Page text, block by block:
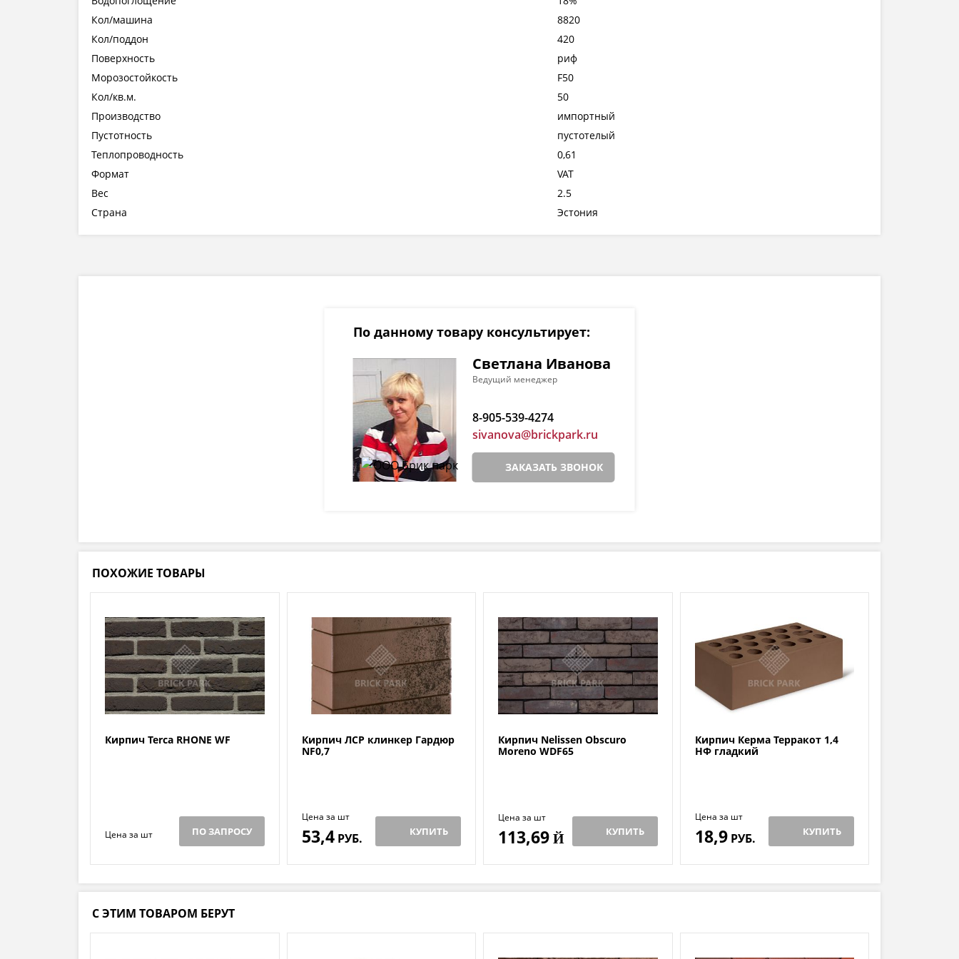
Кол/машина
8820
Кол/поддон
420
Поверхность
риф
Морозостойкость
F50
Кол/кв.м.
50
Производство
импортный
Пустотность
пустотелый
Теплопроводность
0,61
Формат
VAT
Вес
2.5
Страна
Эстония
По данному товару консультирует:
Светлана Иванова
Ведущий менеджер
8-905-539-4274
sivanova@brickpark.ru
ЗАКАЗАТЬ ЗВОНОК
ПОХОЖИЕ ТОВАРЫ
Кирпич Terca RHONE WF
Цена за шт ПО ЗАПРОСУ
Кирпич ЛСР клинкер Гардюр
NF0,7
Цена за шт
53,4РУБ. КУПИТЬ
Кирпич Nelissen Obscuro
Moreno WDF65
Цена за шт
113,69 Й КУПИТЬ
Кирпич Керма Терракот 1,4
НФ гладкий
Цена за шт
18,9РУБ. КУПИТЬ
С ЭТИМ ТОВАРОМ БЕРУТ